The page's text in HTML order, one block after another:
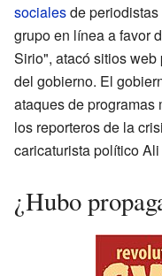
socialesde
grupo en línea a favor
Sirio", atacó sitios
del gobierno. El
ataques de programas
los reporteros de la
caricaturista político
¿Hubo